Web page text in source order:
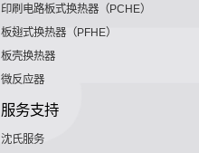
印刷电路板式换热器（PCHE）
板翅式换热器（PFHE）
板壳换热器
微反应器
服务支持
沈氏服务